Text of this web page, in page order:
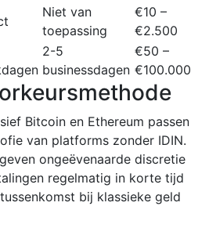
Niet van
toepassing
€10 –
€2.500
2-5
businessdagen
€50 –
€100.000
Bitcoin en Ethereum passen
van platforms zonder IDIN.
ongeëvenaarde discretie
regelmatig in korte tijd
bij klassieke geld